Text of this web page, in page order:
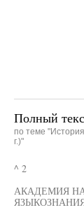
Полный
по теме
г.)"
^ 2
АКАДЕМИЯ